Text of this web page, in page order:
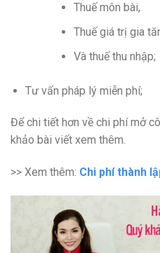
Thuế môn bài,
Thuế giá trị gia
Và thuế thu nhập;
Tư vấn pháp lý miễn phí;
Để chi tiết hơn về chi phí mở
khảo bài viết xem thêm.
>> Xem thêm: Chi phí thành